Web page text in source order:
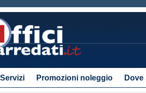
Servizi Promozioni noleggio Dove